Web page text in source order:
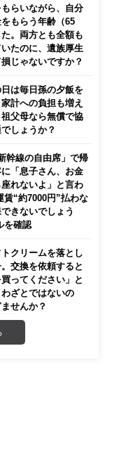
らいながら、自分
もらう年齢（65
。両方とも全額も
たのに、遺族厚生
じゃないですか？
は毎日孫の夕飯を
計への負担も増え
父母なら無償で協
しょうか？
幹線の自由席」で帰
「息子さん、お金
れないよ」と言わ
賃“約7000円”払わな
きないでしょう
を確認
クリームを落とし
交換を依頼すると
買ってください」と
ざとではないの
せんか？